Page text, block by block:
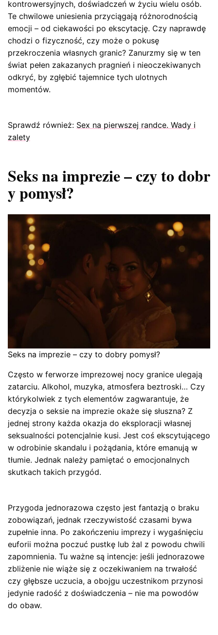
kontrowersyjnych, doświadczeń w życiu wielu osób.
Te chwilowe uniesienia przyciągają różnorodnością
emocji – od ciekawości po ekscytację. Czy naprawdę
chodzi o fizyczność, czy może o pokusę
przekroczenia własnych granic? Zanurzmy się w ten
świat pełen zakazanych pragnień i nieoczekiwanych
odkryć, by zgłębić tajemnice tych ulotnych
momentów.
Sprawdź również: Sex na pierwszej randce. Wady i
zalety
Seks na imprezie – czy to dobr
y pomysł?
Seks na imprezie – czy to dobry pomysł?
Często w ferworze imprezowej nocy granice ulegają
zatarciu. Alkohol, muzyka, atmosfera beztroski… Czy
którykolwiek z tych elementów zagwarantuje, że
decyzja o seksie na imprezie okaże się słuszna? Z
jednej strony każda okazja do eksploracji własnej
seksualności potencjalnie kusi. Jest coś ekscytującego
w odrobinie skandalu i pożądania, które emanują w
tłumie. Jednak należy pamiętać o emocjonalnych
skutkach takich przygód.
Przygoda jednorazowa często jest fantazją o braku
zobowiązań, jednak rzeczywistość czasami bywa
zupełnie inna. Po zakończeniu imprezy i wygaśnięciu
euforii można poczuć pustkę lub żal z powodu chwili
zapomnienia. Tu ważne są intencje: jeśli jednorazowe
zbliżenie nie wiąże się z oczekiwaniem na trwałość
czy głębsze uczucia, a obojgu uczestnikom przynosi
jedynie radość z doświadczenia – nie ma powodów
do obaw.